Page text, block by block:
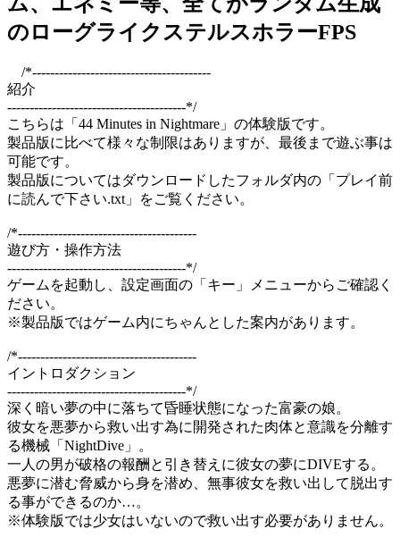
のローグライクステルスホラーFPS
/*----------------------------------------
紹介
----------------------------------------*/
こちらは「44 Minutes in Nightmare」の体験版です。
製品版に比べて様々な制限はありますが、最後まで遊ぶ事は
可能です。
製品版についてはダウンロードしたフォルダ内の「プレイ前
に読んで下さい.txt」をご覧ください。
/*----------------------------------------
遊び方・操作方法
----------------------------------------*/
ゲームを起動し、設定画面の「キー」メニューからご確認く
ださい。
※製品版ではゲーム内にちゃんとした案内があります。
/*----------------------------------------
イントロダクション
----------------------------------------*/
深く暗い夢の中に落ちて昏睡状態になった富豪の娘。
彼女を悪夢から救い出す為に開発された肉体と意識を分離す
る機械「NightDive」。
一人の男が破格の報酬と引き替えに彼女の夢にDIVEする。
悪夢に潜む脅威から身を潜め、無事彼女を救い出して脱出す
る事ができるのか…。
※体験版では少女はいないので救い出す必要がありません。